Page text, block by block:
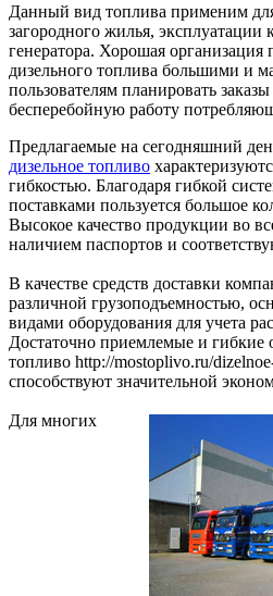
Данный вид топлива применим
загородного жилья, эксплуатации
генератора. Хорошая организация
дизельного топлива большими и
пользователям планировать
бесперебойную работу
Предлагаемые на сегодняшний
дизельное топливо
гибкостью. Благодаря гибкой
поставками пользуется большое
Высокое качество продукции во
наличием паспортов и
В качестве средств доставки
различной грузоподъемностью,
видами оборудования для учета
Достаточно приемлемые и гибкие
топливо http://mostoplivo.ru/
способствуют значительной
Для многих